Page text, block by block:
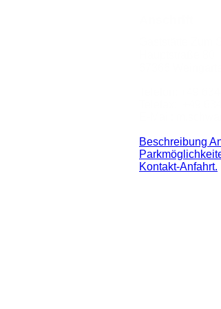
Beschreibung
Kontakt-Anfahrt.